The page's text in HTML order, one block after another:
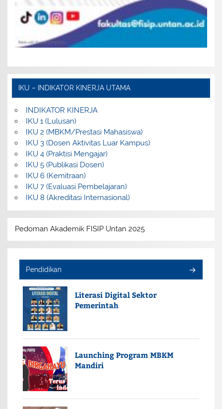
IKU – INDIKATOR KINERJA UTAMA
INDIKATOR KINERJA
IKU 1 (Lulusan)
IKU 2 (MBKM/Prestasi Mahasiswa)
IKU 3 (Dosen Aktivitas Luar Kampus)
IKU 4 (Praktisi Mengajar)
IKU 5 (Publikasi Dosen)
IKU 6 (Kemitraan)
IKU 7 (Evaluasi Pembelajaran)
IKU 8 (Akreditasi Internasional)
Pedoman Akademik FISIP Untan 2025
Pendidikan
Literasi Digital Sektor
Pemerintah
Launching Program MBKM
Mandiri